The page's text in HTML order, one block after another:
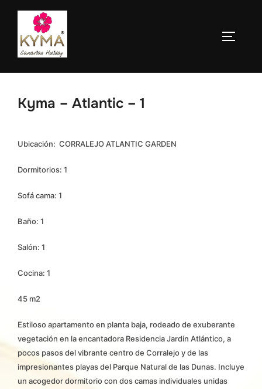
Saltar
contenido
Kyma – Atlantic – 1
Ubicación: CORRALEJO ATLANTIC GARDEN
Dormitorios: 1
Sofá cama: 1
Baño: 1
Salón: 1
Cocina: 1
45 m2
Estiloso apartamento en planta baja, rodeado de exuberante
vegetación en la encantadora Residencia Jardín Atlántico, a
pocos pasos del vibrante centro de Corralejo y de las
impresionantes playas del Parque Natural de las Dunas. Incluye
un acogedor dormitorio con dos camas individuales unidas